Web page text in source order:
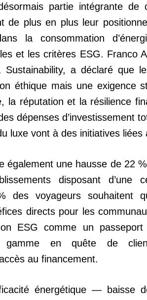
partie intégrante de
de plus en plus leur
la consommation
et les critères ESG. Franco
Sustainability, a déclaré que
éthique mais une exigence
la réputation et la résilience
dépenses d’investissement
luxe vont à des initiatives liées
également une hausse de 22
disposant d’une
des voyageurs souhaitent
directs pour les
ESG comme un
en quête de
au financement.
énergétique — baisse